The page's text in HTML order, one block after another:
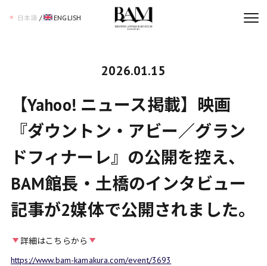
日本語 / ENGLISH
2026.01.15
【Yahoo! ニュース掲載】映画
『ダウントン・アビー／グラン
ドフィナーレ』の公開を控え、
BAM館長・土橋のインタビュー
記事が2媒体で公開されました。
詳細はこちらから
https://www.bam-kamakura.com/event/3693